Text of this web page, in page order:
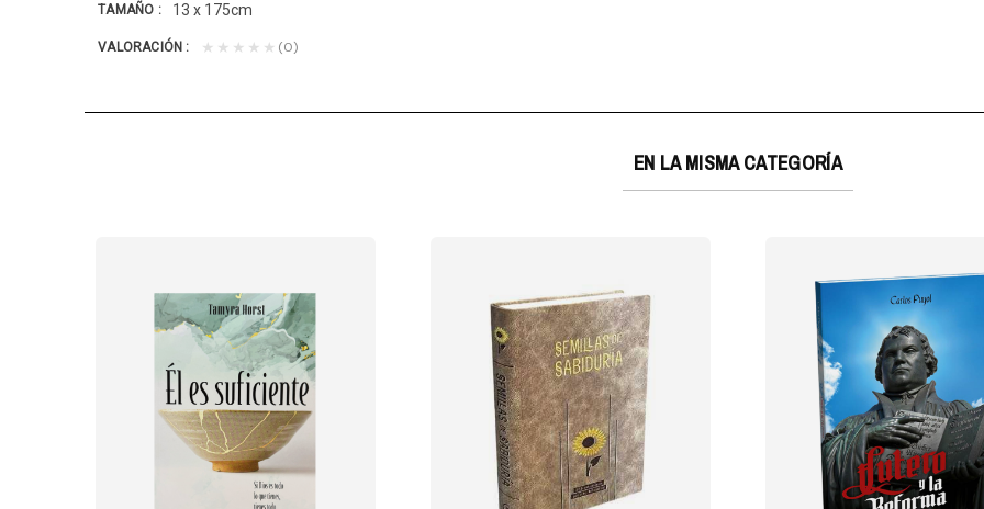
TAMAÑO 13 x 175cm
VALORACIÓN ★★★★★ (0)
EN LA MISMA CATEGORÍA
humano sigue una senda que lo conduce a...